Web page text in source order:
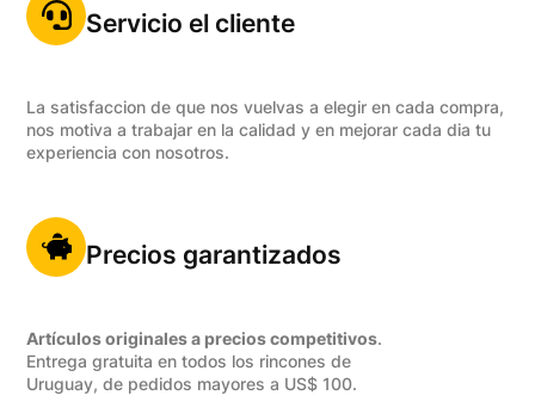
Servicio el cliente
La satisfaccion de que nos vuelvas a elegir en cada compra,
nos motiva a trabajar en la calidad y en mejorar cada dia tu
experiencia con nosotros.
Precios garantizados
Artículos originales a precios competitivos.
Entrega gratuita en todos los rincones de
Uruguay, de pedidos mayores a US$ 100.